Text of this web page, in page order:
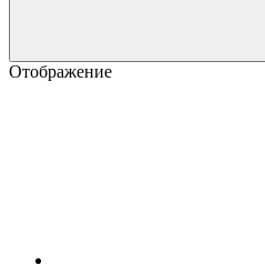
Отображение